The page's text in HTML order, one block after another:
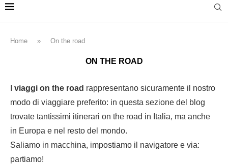
Home » On the road
ON THE ROAD
viaggi on the road rappresentano sicuramente il nostro
modo di viaggiare preferito: in questa sezione del blog
trovate tantissimi itinerari on the road in Italia, ma anche
in Europa e nel resto del mondo.
Saliamo in macchina, impostiamo il navigatore e via:
partiamo!